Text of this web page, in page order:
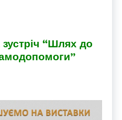
“Шлях до